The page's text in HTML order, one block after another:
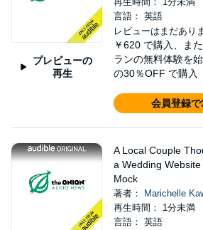
プレビューの
再生
言語： 英語
レビューはまだあり
￥620 で購入、ま
ランの無料体験を
の30％OFF で購入
会員登録
A Local Couple
a Wedding
Mock
著者：
Marichelle
再生時間： 1分未満
言語： 英語